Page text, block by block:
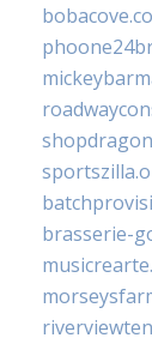
brasserie-